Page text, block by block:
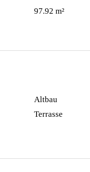
97.92 m²
Altbau
Terrasse